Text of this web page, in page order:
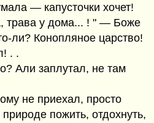
— капусточки хочет!
трава у дома... ! " — Боже
ли? Конопляное царство!
. .
Али заплутал, не там
не приехал, просто
пожить, отдохнуть,